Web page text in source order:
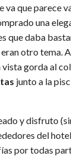
va que parece
una
que daba
otro tema.
vista gorda al
junto a la
y disfruto
del
por todas